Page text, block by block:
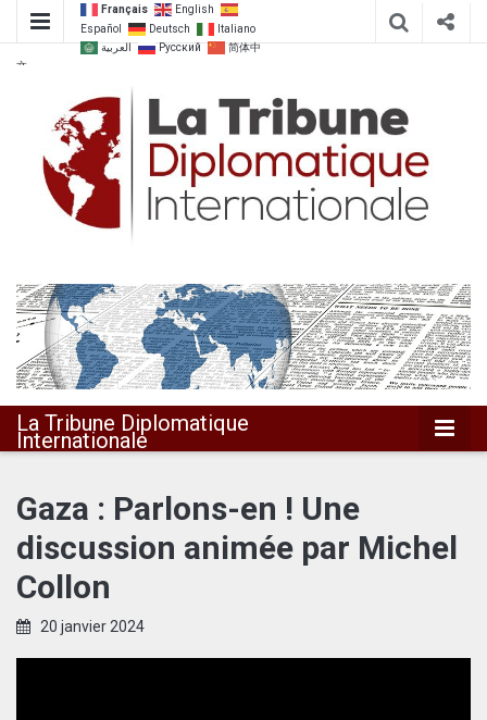
Français
English
Español
Deutsch
Italiano
العربية
Русский
简体中
文
La Tribune
Diplomatique
Internationale
La Tribune Diplomatique
Internationale
Gaza : Parlons-en ! Une
discussion animée par Michel
Collon
20 janvier 2024